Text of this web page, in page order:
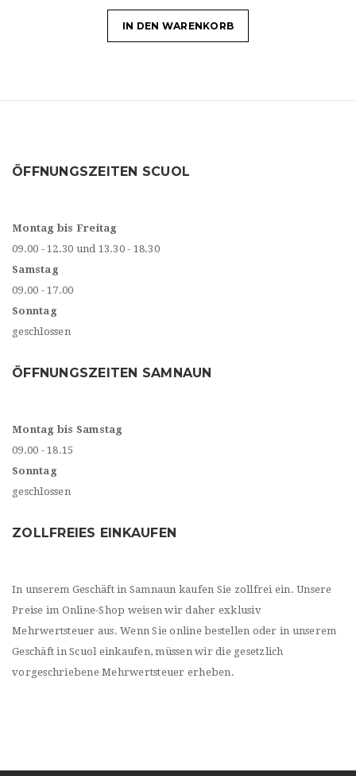
IN DEN WARENKORB
ÖFFNUNGSZEITEN SCUOL
Montag bis Freitag
09.00 - 12.30 und 13.30 - 18.30
Samstag
09.00 - 17.00
Sonntag
geschlossen
ÖFFNUNGSZEITEN SAMNAUN
Montag bis Samstag
09.00 - 18.15
Sonntag
geschlossen
ZOLLFREIES EINKAUFEN
In unserem Geschäft in Samnaun kaufen Sie zollfrei ein. Unsere
Preise im Online-Shop weisen wir daher exklusiv
Mehrwertsteuer aus. Wenn Sie online bestellen oder in unserem
Geschäft in Scuol einkaufen, müssen wir die gesetzlich
vorgeschriebene Mehrwertsteuer erheben.